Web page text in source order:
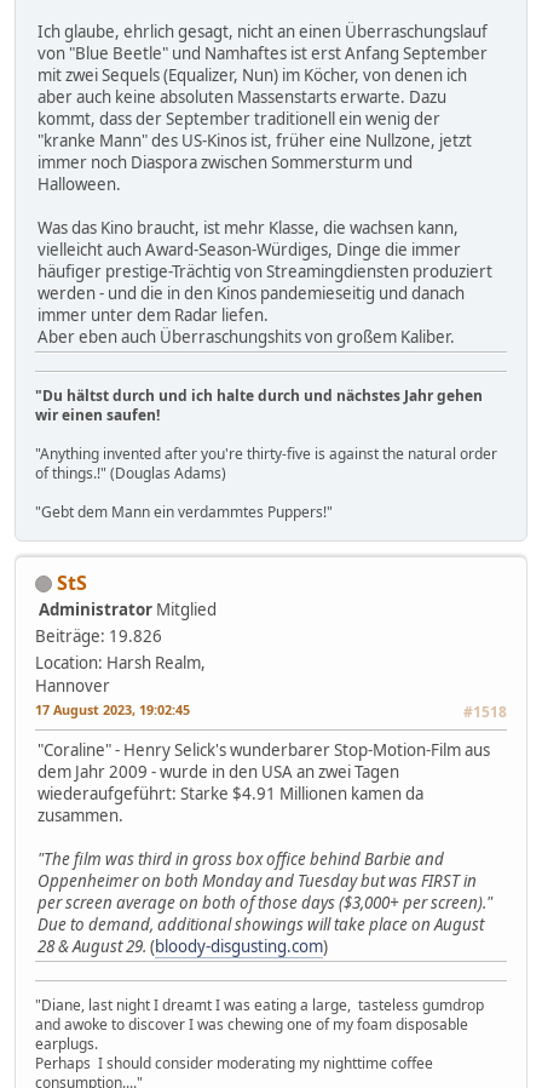
Ich glaube, ehrlich gesagt, nicht an einen Überraschungslauf
von "Blue Beetle" und Namhaftes ist erst Anfang September
mit zwei Sequels (Equalizer, Nun) im Köcher, von denen ich
aber auch keine absoluten Massenstarts erwarte. Dazu
kommt, dass der September traditionell ein wenig der
"kranke Mann" des US-Kinos ist, früher eine Nullzone, jetzt
immer noch Diaspora zwischen Sommersturm und
Halloween.
Was das Kino braucht, ist mehr Klasse, die wachsen kann,
vielleicht auch Award-Season-Würdiges, Dinge die immer
häufiger prestige-Trächtig von Streamingdiensten produziert
werden - und die in den Kinos pandemieseitig und danach
immer unter dem Radar liefen.
Aber eben auch Überraschungshits von großem Kaliber.
"Du hältst durch und ich halte durch und nächstes Jahr gehen
wir einen saufen!
"Anything invented after you're thirty-five is against the natural order
of things.!" (Douglas Adams)
"Gebt dem Mann ein verdammtes Puppers!"
StS
Administrator Mitglied
Beiträge: 19.826
Location: Harsh Realm,
Hannover
17 August 2023, 19:02:45 #1518
"Coraline" - Henry Selick's wunderbarer Stop-Motion-Film aus
dem Jahr 2009 - wurde in den USA an zwei Tagen
wiederaufgeführt: Starke $4.91 Millionen kamen da
zusammen.
"The film was third in gross box office behind Barbie and
Oppenheimer on both Monday and Tuesday but was FIRST in
per screen average on both of those days ($3,000+ per screen)."
Due to demand, additional showings will take place on August
28 & August 29. (bloody-disgusting.com)
"Diane, last night I dreamt I was eating a large, tasteless gumdrop
and awoke to discover I was chewing one of my foam disposable
earplugs.
Perhaps I should consider moderating my nighttime coffee
consumption...."